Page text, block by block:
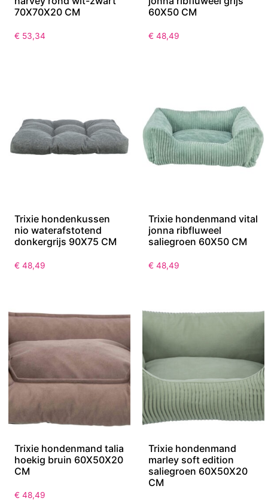
70X70X20 CM
€ 53,34
60X50 CM
€ 48,49
Trixie hondenkussen
nio waterafstotend
donkergrijs 90X75 CM
€ 48,49
Trixie hondenmand vital
jonna ribfluweel
saliegroen 60X50 CM
€ 48,49
Trixie hondenmand talia
hoekig bruin 60X50X20
CM
€ 48,49
Trixie hondenmand
marley soft edition
saliegroen 60X50X20
CM